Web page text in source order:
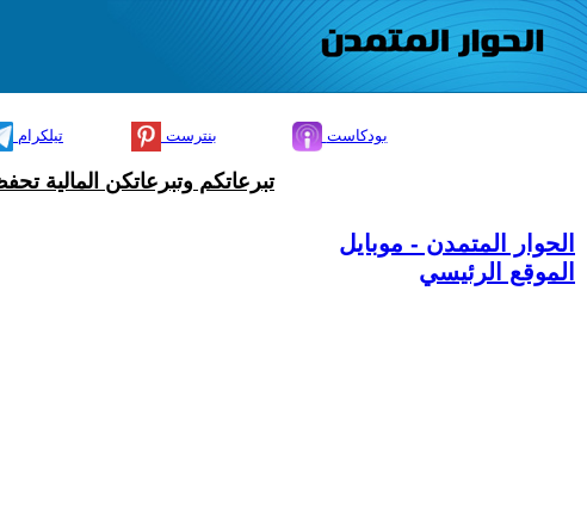
تيلكرام بنترست بودكاست
تبرعاتكم وتبرعاتكن المالية
الحوار المتمدن - موبايل
الموقع الرئيسي